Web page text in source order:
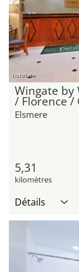
hotel.de
Wingate by
/ Florence /
Elsmere
5,31
kilomètres
Détails